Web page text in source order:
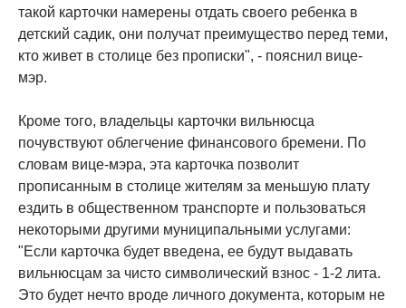
такой карточки намерены отдать своего ребенка в
детский садик, они получат преимущество перед теми,
кто живет в столице без прописки", - пояснил вице-
мэр.
Кроме того, владельцы карточки вильнюсца
почувствуют облегчение финансового бремени. По
словам вице-мэра, эта карточка позволит
прописанным в столице жителям за меньшую плату
ездить в общественном транспорте и пользоваться
некоторыми другими муниципальными услугами:
"Если карточка будет введена, ее будут выдавать
вильнюсцам за чисто символический взнос - 1-2 лита.
Это будет нечто вроде личного документа, которым не